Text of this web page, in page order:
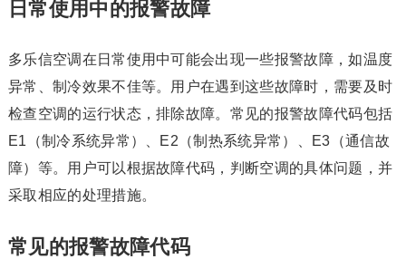
日常使用中的报警故障
多乐信空调在日常使用中可能会出现一些报警故障，如温度
异常、制冷效果不佳等。用户在遇到这些故障时，需要及时
检查空调的运行状态，排除故障。常见的报警故障代码包括
E1（制冷系统异常）、E2（制热系统异常）、E3（通信故
障）等。用户可以根据故障代码，判断空调的具体问题，并
采取相应的处理措施。
常见的报警故障代码